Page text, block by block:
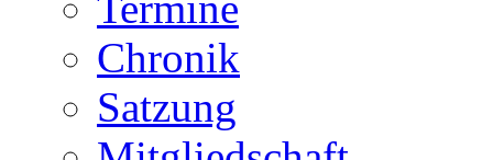
Chronik
Satzung